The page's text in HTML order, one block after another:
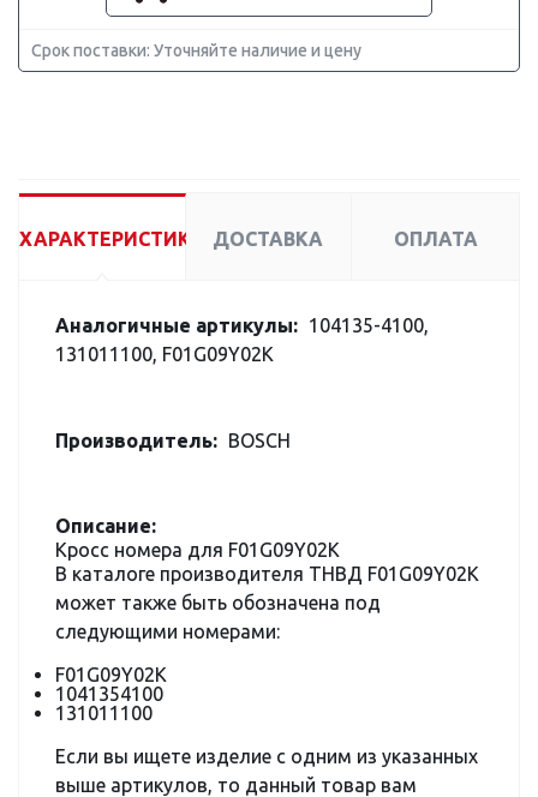
Срок поставки: Уточняйте наличие и цену
ХАРАКТЕРИСТИКИ ДОСТАВКА ОПЛАТА
Аналогичные артикулы: 104135-4100,
131011100, F01G09Y02K
Производитель: BOSCH
Описание:
Кросс номера для F01G09Y02K
В каталоге производителя ТНВД F01G09Y02K
может также быть обозначена под
следующими номерами:
F01G09Y02K
1041354100
131011100
Если вы ищете изделие с одним из указанных
выше артикулов, то данный товар вам